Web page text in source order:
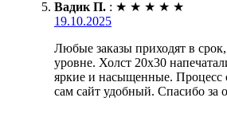
Вадик П. : ★ ★ ★ ★ ★
19.10.2025
Любые заказы приходят в срок,
уровне. Холст 20х30
яркие и насыщенные. Процесс
сам сайт удобный. Спасибо за